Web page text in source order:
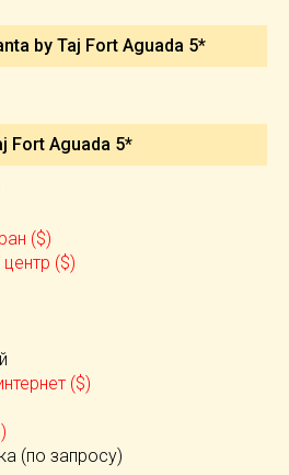
by Taj Fort Aguada 5*
Fort Aguada 5*
($)
($)
($)
(по запросу)